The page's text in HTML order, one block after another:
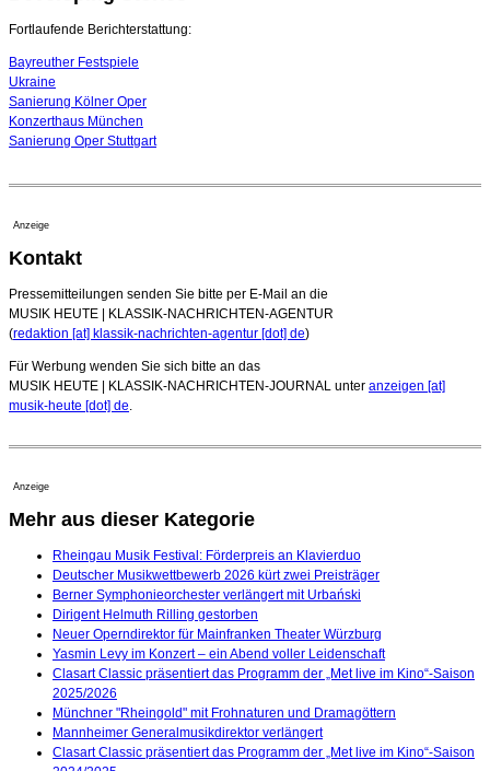
Jeunesses Musicales ausgezeichnet
07. August 2026 - 13:20 Uhr
Fortlaufende Berichterstattung:
Bayreuther Festspiele
Ukraine
Sanierung Kölner Oper
Konzerthaus München
Sanierung Oper Stuttgart
Anzeige
Kontakt
Pressemitteilungen senden Sie bitte per E-Mail an die
MUSIK HEUTE | KLASSIK-NACHRICHTEN-AGENTUR
(redaktion [at] klassik-nachrichten-agentur [dot] de)
Für Werbung wenden Sie sich bitte an das
MUSIK HEUTE | KLASSIK-NACHRICHTEN-JOURNAL unter anzeigen [at]
musik-heute [dot] de
Anzeige
Mehr aus dieser Kategorie
Rheingau Musik Festival: Förderpreis an Klavierduo
Deutscher Musikwettbewerb 2026 kürt zwei Preisträger
Berner Symphonieorchester verlängert mit Urbański
Dirigent Helmuth Rilling gestorben
Neuer Operndirektor für Mainfranken Theater Würzburg
Yasmin Levy im Konzert – ein Abend voller Leidenschaft
Clasart Classic präsentiert das Programm der „Met live im Kino“-Saison
2025/2026
Münchner "Rheingold" mit Frohnaturen und Dramagöttern
Mannheimer Generalmusikdirektor verlängert
Clasart Classic präsentiert das Programm der „Met live im Kino“-Saison